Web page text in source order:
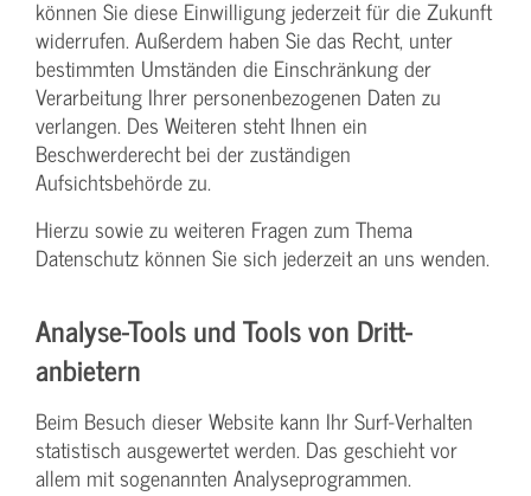
können Sie diese Einwilligung jederzeit für die Zukunft
widerrufen. Außerdem haben Sie das Recht, unter
bestimmten Umständen die Einschränkung der
Verarbeitung Ihrer personenbezogenen Daten zu
verlangen. Des Weiteren steht Ihnen ein
Beschwerderecht bei der zuständigen
Aufsichtsbehörde zu.
Hierzu sowie zu weiteren Fragen zum Thema
Datenschutz können Sie sich jederzeit an uns wenden.
Analyse-Tools und Tools von Dritt­
anbietern
Beim Besuch dieser Website kann Ihr Surf-Verhalten
statistisch ausgewertet werden. Das geschieht vor
allem mit sogenannten Analyseprogrammen.